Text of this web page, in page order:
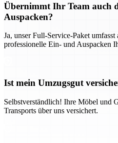
Übernimmt Ihr Team auch
Auspacken?
Ja, unser Full-Service-Paket umfasst
professionelle Ein- und Auspacken
Ist mein Umzugsgut
Selbstverständlich! Ihre Möbel und
Transports über uns versichert.